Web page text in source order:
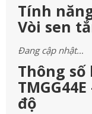
Tính năng
Vòi sen
Đang cập nhật…
Thông số
độ